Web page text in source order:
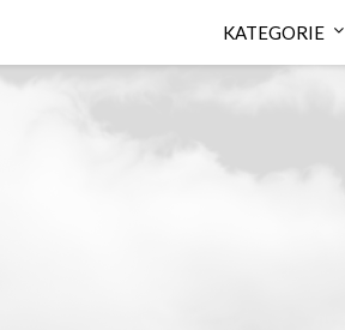
KATEGORIE